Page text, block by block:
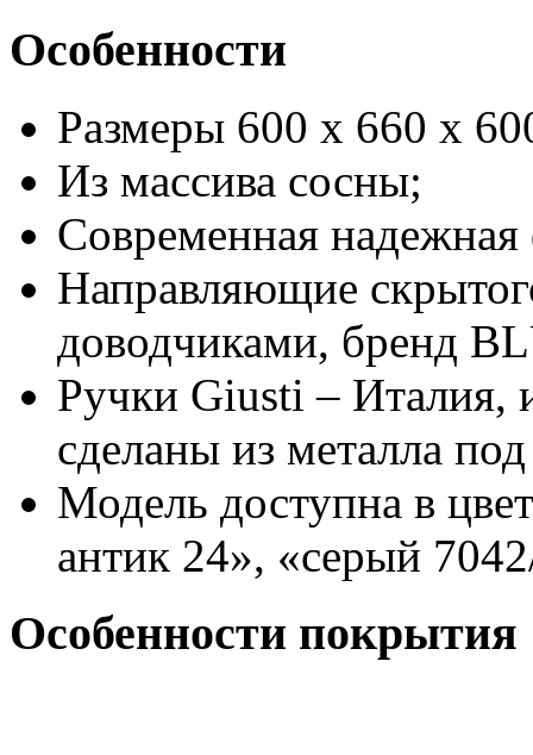
Особенности
Размеры 600 х 660 х
Из массива сосны;
Современная
Направляющие
доводчиками, бренд
Ручки Giusti – Италия,
сделаны из металла
Модель доступна в
антик 24», «серый
Особенности покрытия